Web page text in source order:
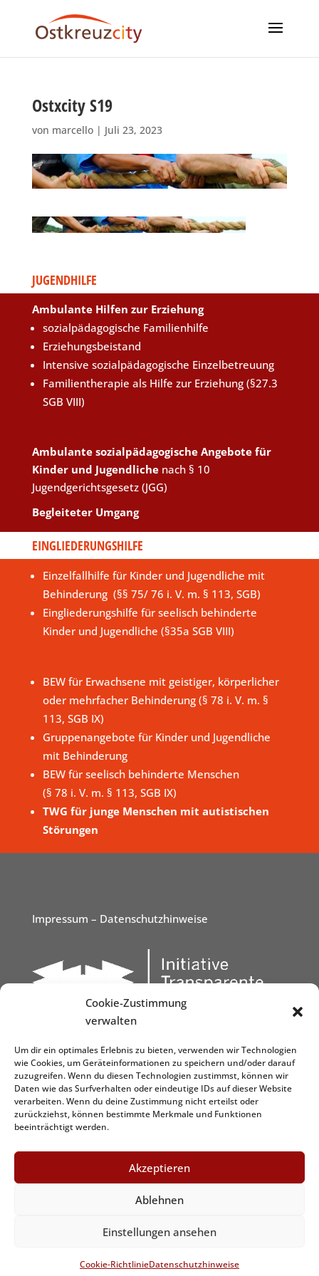
Cookie-Zustimmung
verwalten
Um dir ein optimales Erlebnis zu bieten, verwenden wir Technologien
wie Cookies, um Geräteinformationen zu speichern und/oder darauf
zuzugreifen. Wenn du diesen Technologien zustimmst, können wir
Daten wie das Surfverhalten oder eindeutige IDs auf dieser Website
verarbeiten. Wenn du deine Zustimmung nicht erteilst oder
zurückziehst, können bestimmte Merkmale und Funktionen
beeinträchtigt werden.
Akzeptieren
Ablehnen
Einstellungen ansehen
Cookie-RichtlinieDatenschutzhinweise
Ostxcity S19
von marcello| Juli 23, 2023
JUGENDHILFE
Ambulante Hilfen zur Erziehung
sozialpädagogische Familienhilfe
Erziehungsbeistand
Intensive sozialpädagogische Einzelbetreuung
Familientherapie als Hilfe zur Erziehung (§27.3
SGB VIII)
Ambulante sozialpädagogische Angebote für
Kinder und Jugendliche nach § 10
Jugendgerichtsgesetz (JGG)
Begleiteter Umgang
EINGLIEDERUNGSHILFE
Einzelfallhilfe für Kinder und Jugendliche mit
Behinderung (§§ 75/ 76 i. V. m. § 113, SGB)
Eingliederungshilfe für seelisch behinderte
Kinder und Jugendliche (§35a SGB VIII)
BEW für Erwachsene mit geistiger, körperlicher
oder mehrfacher Behinderung (§ 78 i. V. m. §
113, SGB IX)
Gruppenangebote für Kinder und Jugendliche
mit Behinderung
BEW für seelisch behinderte Menschen
(§ 78 i. V. m. § 113, SGB IX)
TWG für junge Menschen mit autistischen
Störungen
Impressum – Datenschutzhinweise